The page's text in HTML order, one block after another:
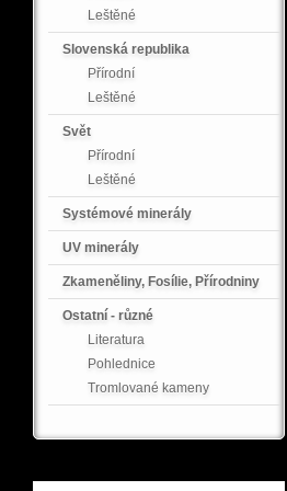
Leštěné
Slovenská republika
Přírodní
Leštěné
Svět
Přírodní
Leštěné
Systémové minerály
UV minerály
Zkameněliny, Fosílie, Přírodniny
Ostatní - různé
Literatura
Pohlednice
Tromlované kameny